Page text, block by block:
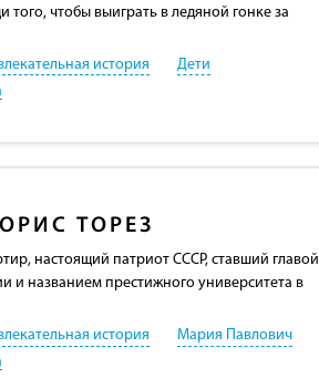
того, чтобы выиграть в ледяной гонке за
история
Дети
ТОРЕЗ
настоящий патриот СССР, ставший главой
и названием престижного университета в
история
Мария Павлович